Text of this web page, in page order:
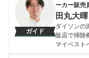
ガイド
ーカー販売
田丸大
ダイソンの
販店で掃除
マイベスト